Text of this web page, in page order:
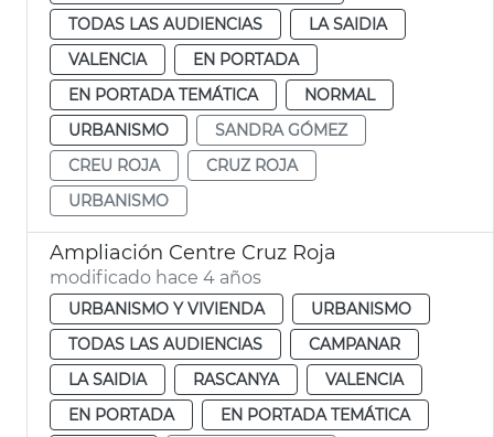
TODAS LAS AUDIENCIAS
LA SAIDIA
VALENCIA
EN PORTADA
EN PORTADA TEMÁTICA
NORMAL
URBANISMO
SANDRA GÓMEZ
CREU ROJA
CRUZ ROJA
URBANISMO
Ampliación Centre Cruz Roja
modificado hace 4 años
URBANISMO Y VIVIENDA
URBANISMO
TODAS LAS AUDIENCIAS
CAMPANAR
LA SAIDIA
RASCANYA
VALENCIA
EN PORTADA
EN PORTADA TEMÁTICA